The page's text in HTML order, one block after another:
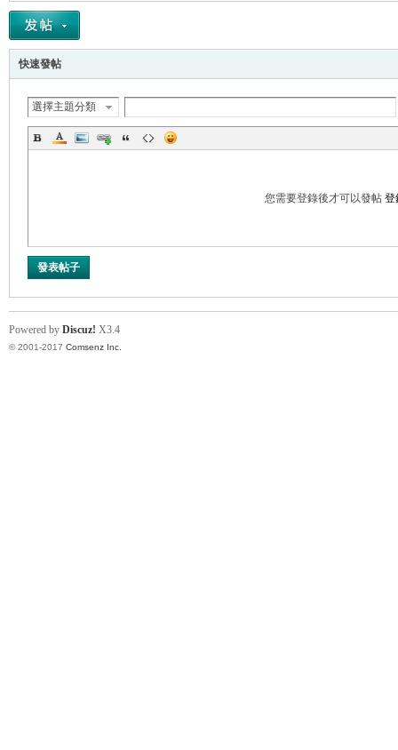
快速發帖
選擇主題分類
您需要登錄後才可以發帖 登
發表帖子
Powered by Discuz! X3.4
© 2001-2017 Comsenz Inc.